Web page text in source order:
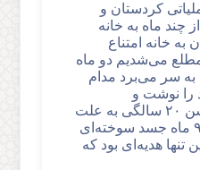
کردستان و
چند ماه به خانه
خانه امتناع
مطلع می‌شدیم دو ماه
به سر می‌برد مدام
را نوشت و
خداحافظی کرد و رخصت بعد از ۱۰ روز خبر شهادتش به ما رسید و گفتند که ایشان در گیلان غرب در سن ۲۰ سالگی به علت
اصابت ترکش در سال ۱۳۶۰ ه درجه رفیع شهادت نائل شد ۹ ماه بعد جسد وی به دست ما رسید بعد از ۹ ماه جسد سوخته‌ای
تنها هدیه‌ای بود که